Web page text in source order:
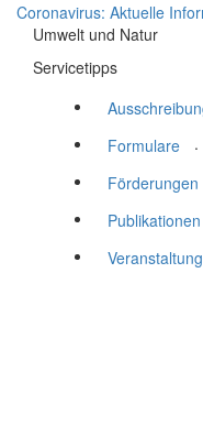
Coronavirus: Aktuelle
Umwelt und Natur
Servicetipps
Formulare
.
Förderungen
Publikationen